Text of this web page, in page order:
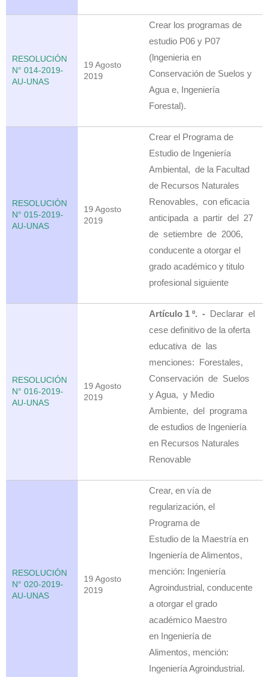
RESOLUCIÓN
N° 014-2019-
AU-UNAS
19 Agosto
2019
Crear los programas de
estudio P06 y P07
(lngenieria en
Conservación de Suelos y
Agua e, Ingeniería
Forestal).
RESOLUCIÓN
N° 015-2019-
AU-UNAS
19 Agosto
2019
Crear el Programa de
Estudio de Ingeniería
Ambiental, de la Facultad
de Recursos Naturales
Renovables, con eficacia
anticipada a partir del 27
de setiembre de 2006,
conducente a otorgar el
grado académico y titulo
profesional siguiente
RESOLUCIÓN
N° 016-2019-
AU-UNAS
19 Agosto
2019
Artículo 1 º. -Declarar el
cese definitivo de la oferta
educativa de las
menciones: Forestales,
Conservación de Suelos
y Agua, y Medio
Ambiente, del programa
de estudios de Ingeniería
en Recursos Naturales
Renovable
RESOLUCIÓN
N° 020-2019-
AU-UNAS
19 Agosto
2019
Crear, en vía de
regularización, el
Programa de
Estudio de la Maestría en
Ingeniería de Alimentos,
mención: Ingeniería
Agroindustrial, conducente
a otorgar el grado
académico Maestro
en Ingeniería de
Alimentos, mención:
Ingeniería Agroindustrial.